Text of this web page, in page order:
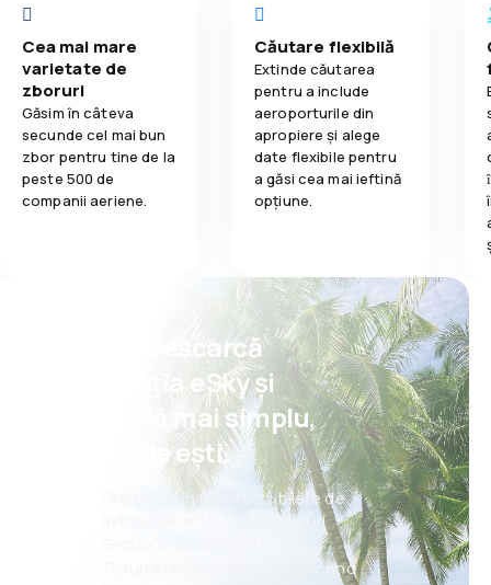
Cea mai mare
varietate de
zboruri
Găsim în câteva
secunde cel mai bun
zbor pentru tine de la
peste 500 de
companii aeriene.
Căutare flexibilă
Extinde căutarea
pentru a include
aeroporturile din
apropiere și alege
date flexibile pentru
a găsi cea mai ieftină
opțiune.
Psst! Descarcă
aplicația eSky și
rezervă mai simplu,
oriunde ești.
Oferte noi în fiecare zi: bilete de
avion, vacanțe, city break-uri
Totul la un click distanță, oricând